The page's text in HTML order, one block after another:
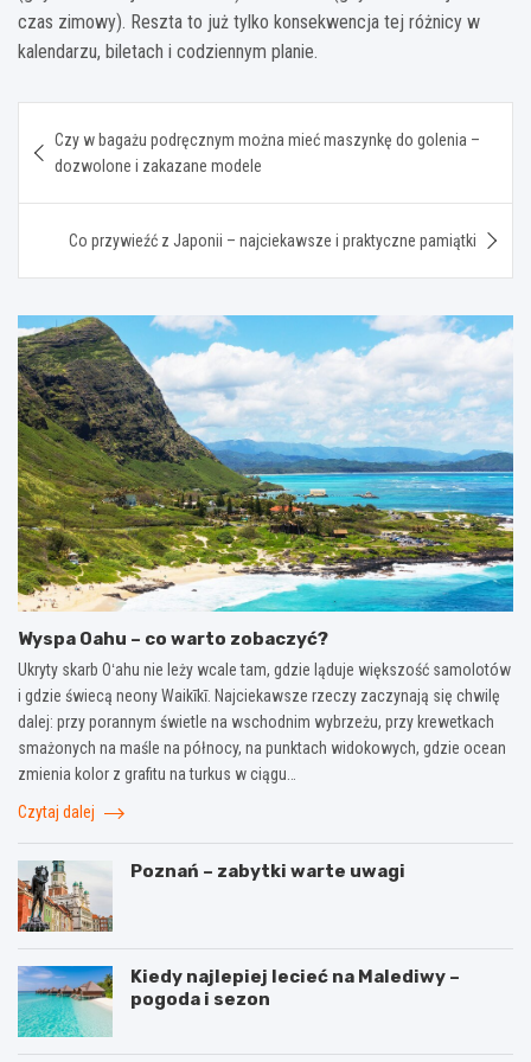
czas zimowy). Reszta to już tylko konsekwencja tej różnicy w
kalendarzu, biletach i codziennym planie.
wpisu
Czy w bagażu podręcznym można mieć maszynkę do golenia –
dozwolone i zakazane modele
Co przywieźć z Japonii – najciekawsze i praktyczne pamiątki
Wyspa Oahu – co warto zobaczyć?
Ukryty skarb Oʻahu nie leży wcale tam, gdzie ląduje większość samolotów
i gdzie świecą neony Waikīkī. Najciekawsze rzeczy zaczynają się chwilę
dalej: przy porannym świetle na wschodnim wybrzeżu, przy krewetkach
smażonych na maśle na północy, na punktach widokowych, gdzie ocean
zmienia kolor z grafitu na turkus w ciągu…
Czytaj dalej
Poznań – zabytki warte uwagi
Kiedy najlepiej lecieć na Malediwy –
pogoda i sezon